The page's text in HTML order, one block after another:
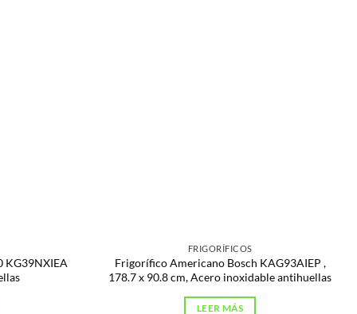
KG39NXIEA
FRIGORÍFICOS
Frigorífico Americano Bosch KAG93AIEP ,
178.7 x 90.8 cm, Acero inoxidable antihuellas
LEER MÁS